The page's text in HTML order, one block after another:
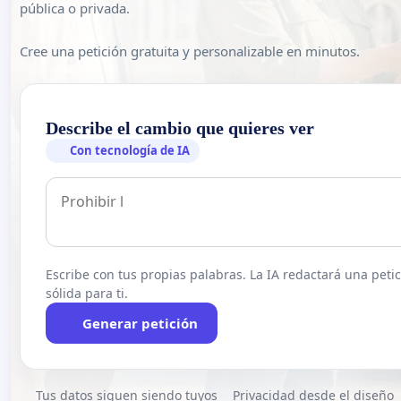
pública o privada.
Cree una petición gratuita y personalizable en minutos.
Describe el cambio que quieres ver
Con tecnología de IA
Escribe con tus propias palabras. La IA redactará una
sólida para ti.
Generar petición
Tus datos siguen siendo tuyos Privacidad desde el diseño